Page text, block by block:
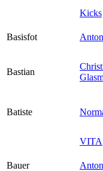
Kicks
Basisfot
Bastian
Batiste
VITA
Bauer